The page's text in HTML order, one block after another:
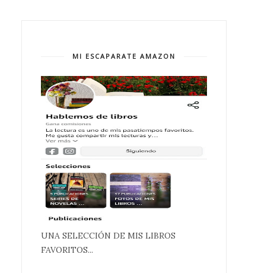
MI ESCAPARATE AMAZON
UNA SELECCIÓN DE MIS LIBROS
FAVORITOS...